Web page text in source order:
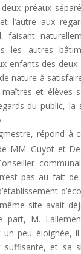
préaux
l’autre aux
faisant
les autres
enfants des
nature à
maîtres et élèves
du public, la
répond à
MM. Guyot et
pas au fait de
site avait
part, M.
un peu éloignée,
suffisante, et sa